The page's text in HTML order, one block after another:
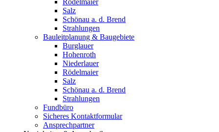
Rödelmaier
Salz
Schönau a. d. Brend
Strahlungen
Bauleitplanung & Baugebiete
Burglauer
Hohenroth
Niederlauer
Rödelmaier
Salz
Schönau a. d. Brend
Strahlungen
Fundbüro
Sicheres Kontaktformular
Ansprechpartner